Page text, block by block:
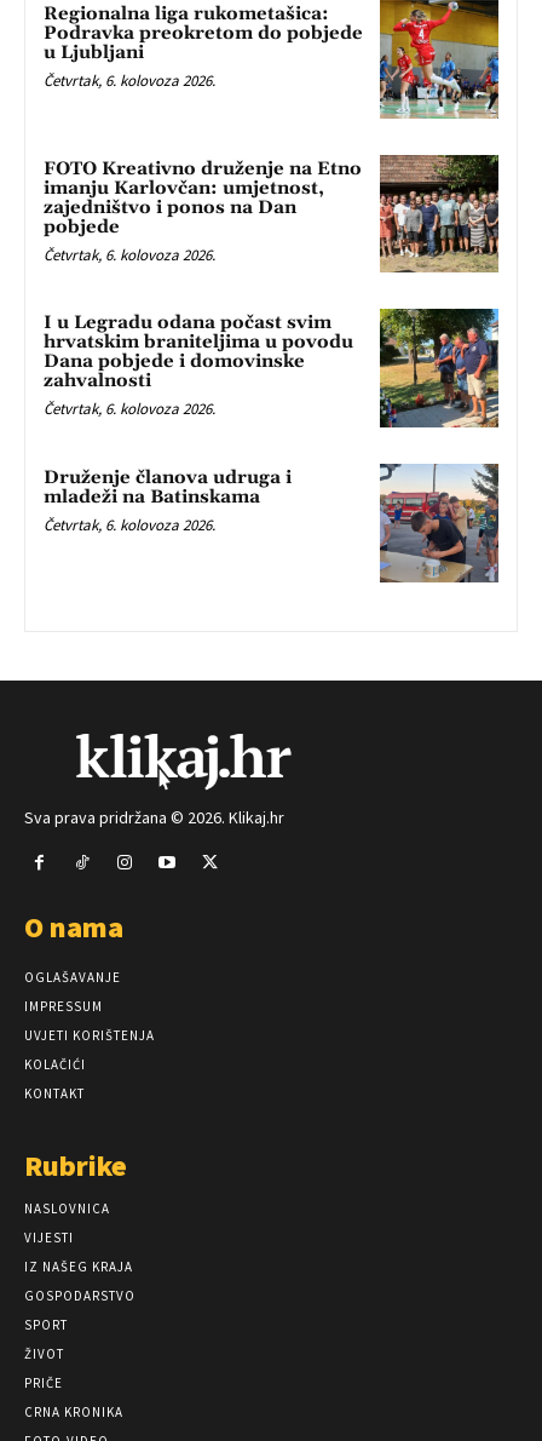
Regionalna liga rukometašica:
Podravka preokretom do pobjede
u Ljubljani
Četvrtak, 6. kolovoza 2026.
FOTO Kreativno druženje na Etno
imanju Karlovčan: umjetnost,
zajedništvo i ponos na Dan
pobjede
Četvrtak, 6. kolovoza 2026.
I u Legradu odana počast svim
hrvatskim braniteljima u povodu
Dana pobjede i domovinske
zahvalnosti
Četvrtak, 6. kolovoza 2026.
Druženje članova udruga i
mladeži na Batinskama
Četvrtak, 6. kolovoza 2026.
Sva prava pridržana © 2026. Klikaj.hr
O nama
OGLAŠAVANJE
IMPRESSUM
UVJETI KORIŠTENJA
KOLAČIĆI
KONTAKT
Rubrike
NASLOVNICA
VIJESTI
IZ NAŠEG KRAJA
GOSPODARSTVO
SPORT
ŽIVOT
PRIČE
CRNA KRONIKA